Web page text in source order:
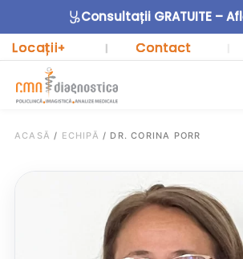
Consultații GRATUITE –
Locații+ | Contact
ACASĂ / ECHIPĂ / DR. CORINA PORR